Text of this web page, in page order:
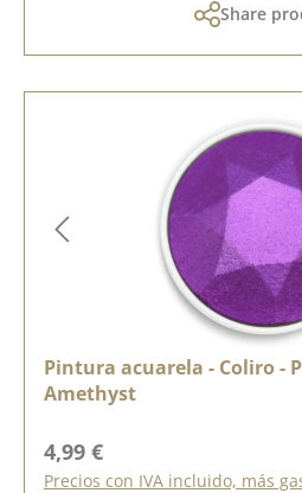
Share
Pintura acuarela - Coliro -
Amethyst
Precio normal:
4,99 €
Precios con IVA incluido, más